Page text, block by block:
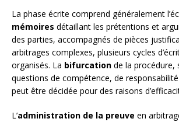
La phase écrite comprend généralement
mémoires détaillant les prétentions et
des parties, accompagnés de pièces
arbitrages complexes, plusieurs cycles
organisés. La bifurcation de la procédure,
questions de compétence, de
peut être décidée pour des raisons
L’administration de la preuve en